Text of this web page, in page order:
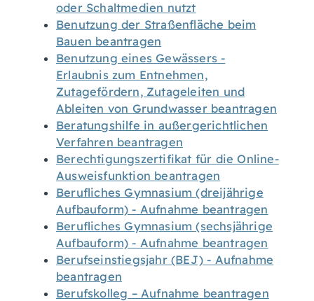
oder Schaltmedien nutzt
Benutzung der Straßenfläche beim
Bauen beantragen
Benutzung eines Gewässers -
Erlaubnis zum Entnehmen,
Zutagefördern, Zutageleiten und
Ableiten von Grundwasser beantragen
Beratungshilfe in außergerichtlichen
Verfahren beantragen
Berechtigungszertifikat für die Online-
Ausweisfunktion beantragen
Berufliches Gymnasium (dreijährige
Aufbauform) - Aufnahme beantragen
Berufliches Gymnasium (sechsjährige
Aufbauform) - Aufnahme beantragen
Berufseinstiegsjahr (BEJ) - Aufnahme
beantragen
Berufskolleg – Aufnahme beantragen